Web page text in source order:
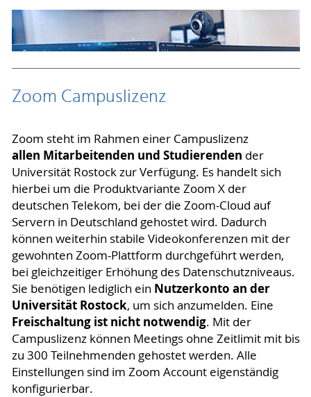
Zoom Campuslizenz
Zoom steht im Rahmen einer Campuslizenz
allen Mitarbeitenden und Studierenden der
Universität Rostock zur Verfügung. Es handelt sich
hierbei um die Produktvariante Zoom X der
deutschen Telekom, bei der die Zoom-Cloud auf
Servern in Deutschland gehostet wird. Dadurch
können weiterhin stabile Videokonferenzen mit der
gewohnten Zoom-Plattform durchgeführt werden,
bei gleichzeitiger Erhöhung des Datenschutzniveaus.
Sie benötigen lediglich ein Nutzerkonto an der
Universität Rostock, um sich anzumelden. Eine
Freischaltung ist nicht notwendig. Mit der
Campuslizenz können Meetings ohne Zeitlimit mit bis
zu 300 Teilnehmenden gehostet werden. Alle
Einstellungen sind im Zoom Account eigenständig
konfigurierbar.